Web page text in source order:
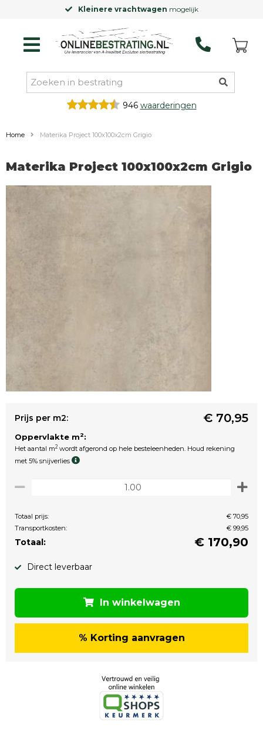
Kleinere vrachtwagen mogelijk
946 waarderingen
Home Materika Project 100x100x2cm Grigio
Materika Project 100x100x2cm Grigio
Prijs per m2: € 70,95
Oppervlakte m2:
Het aantal m2 wordt afgerond op hele besteleenheden. Houd rekening
met 5% snijverlies
Totaal prijs:
€ 70,95
Transportkosten:
€ 99,95
Totaal: € 170,90
Direct leverbaar
In winkelwagen
% Korting aanvragen